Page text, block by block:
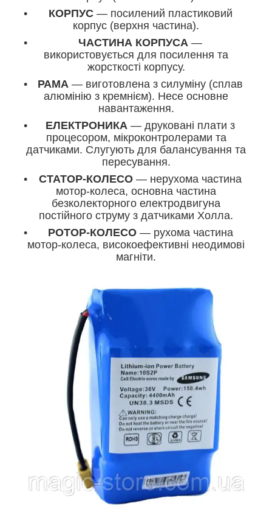
КОРПУС — посилений пластиковий
корпус (верхня частина).
ЧАСТИНА КОРПУСА —
використовується для посилення та
жорсткості корпусу.
РАМА — виготовлена з силуміну (сплав
алюмінію з кремнієм). Несе основне
навантаження.
ЕЛЕКТРОНИКА — друковані плати з
процесором, мікроконтролерами та
датчиками. Слугують для балансування та
пересування.
СТАТОР-КОЛЕСО — нерухома частина
мотор-колеса, основна частина
безколекторного електродвигуна
постійного струму з датчиками Холла.
РОТОР-КОЛЕСО— рухома частина
мотор-колеса, високоефективні неодимові
магніти.